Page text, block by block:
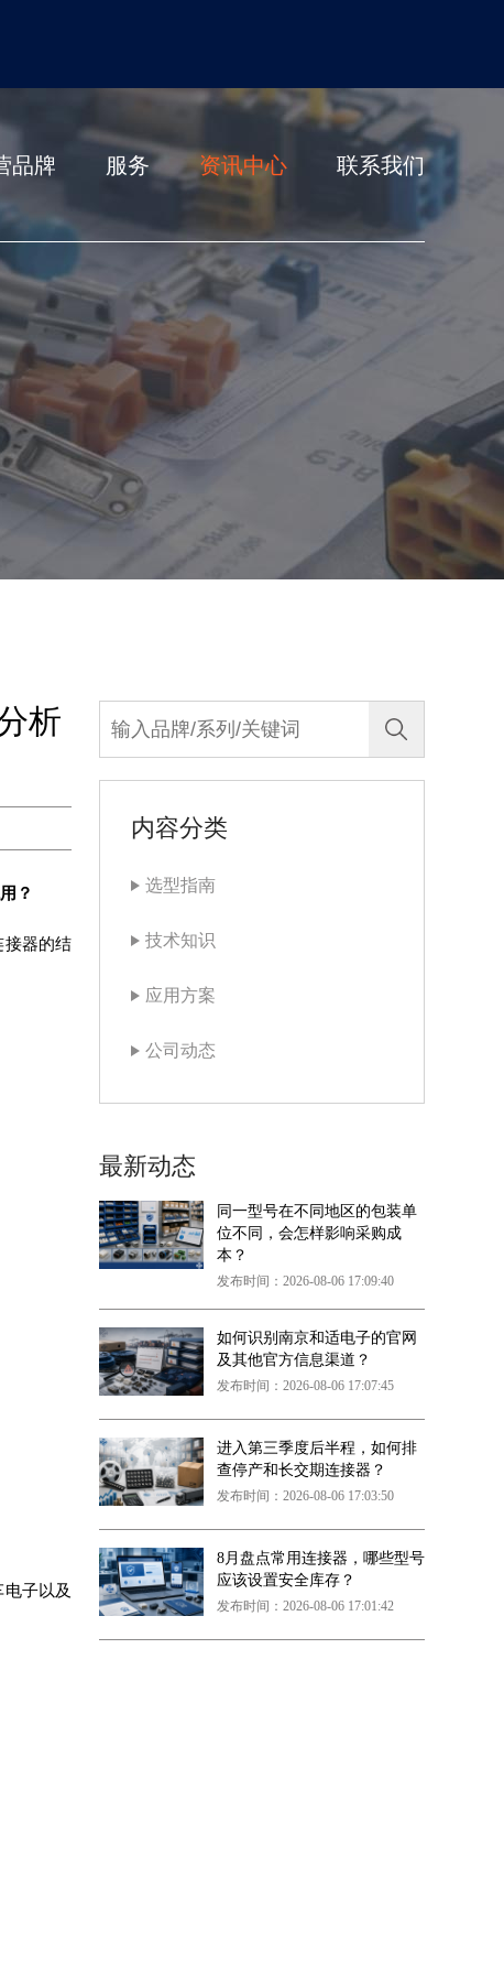
品牌 服务 资讯中心 联系我们
析
？
接器的结
子以及
内容分类
选型指南
技术知识
应用方案
公司动态
最新动态
同一型号在不同地区的包装单
位不同，会怎样影响采购成
本？
发布时间：2026-08-06 17:09:40
如何识别南京和适电子的官网
及其他官方信息渠道？
发布时间：2026-08-06 17:07:45
进入第三季度后半程，如何排
查停产和长交期连接器？
发布时间：2026-08-06 17:03:50
8月盘点常用连接器，哪些型号
应该设置安全库存？
发布时间：2026-08-06 17:01:42